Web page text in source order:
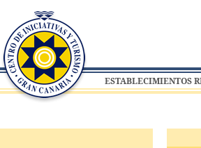
ESTABLECIMIENTOS